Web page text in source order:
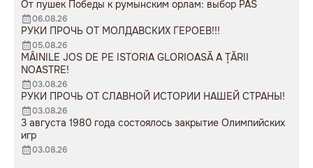
От пушек Победы к румынским орлам: выбор PAS
06.08.26
РУКИ ПРОЧЬ ОТ МОЛДАВСКИХ ГЕРОЕВ!!!
05.08.26
MÂINILE JOS DE PE ISTORIA GLORIOASĂ A ȚĂRII
NOASTRE!
03.08.26
РУКИ ПРОЧЬ ОТ СЛАВНОЙ ИСТОРИИ НАШЕЙ СТРАНЫ!
03.08.26
3 августа 1980 года состоялось закрытие Олимпийских
игр
03.08.26